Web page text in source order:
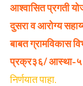
आश्वासितप्रगती
दुसरावआरोग्य
बाबतग्रामविकास
प्रक्र३६/ आस्था-
निर्णयात पाहा.